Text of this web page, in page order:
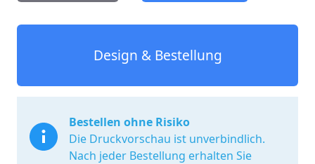
Design & Bestellung
Bestellen ohne Risiko
Die Druckvorschau ist unverbindlich.
Nach jeder Bestellung erhalten Sie